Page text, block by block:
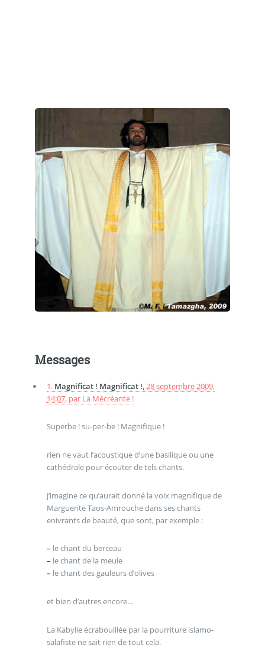
Messages
1. Magnificat ! Magnificat !,28 septembre 2009,
14:07, par La Mécréante !
Superbe ! su-per-be ! Magnifique !
rien ne vaut l’acoustique d’une basilique ou une
cathédrale pour écouter de tels chants.
j’imagine ce qu’aurait donné la voix magnifique de
Marguerite Taos-Amrouche dans ses chants
enivrants de beauté, que sont, par exemple :
– le chant du berceau
– le chant de la meule
– le chant des gauleurs d’olives
et bien d’autres encore...
La Kabylie écrabouillée par la pourriture islamo-
salafiste ne sait rien de tout cela.